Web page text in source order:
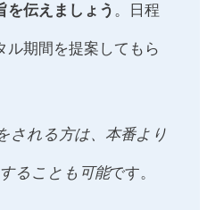
を伝えましょう 。日程
ル期間を提案してもら
される方は、本番より
ることも可能です。